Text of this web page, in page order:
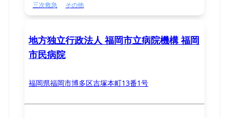
三次救急
その他
地方独立行政法人 福岡市立病院機構 福岡
市民病院
福岡県福岡市博多区吉塚本町13番1号